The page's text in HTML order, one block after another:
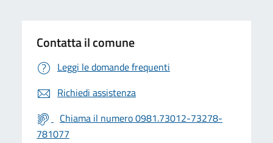
Contatta il comune
Leggi le domande frequenti
Richiedi assistenza
Chiama il numero 0981.73012-73278-
781077